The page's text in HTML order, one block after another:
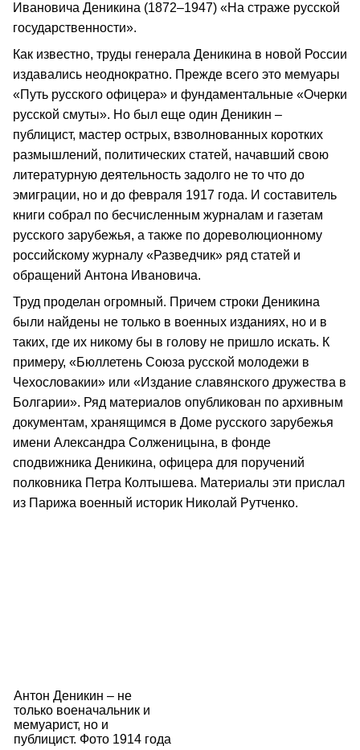
Ивановича Деникина (1872–1947) «На страже русской
государственности».
Как известно, труды генерала Деникина в новой России
издавались неоднократно. Прежде всего это мемуары
«Путь русского офицера» и фундаментальные «Очерки
русской смуты». Но был еще один Деникин –
публицист, мастер острых, взволнованных коротких
размышлений, политических статей, начавший свою
литературную деятельность задолго не то что до
эмиграции, но и до февраля 1917 года. И составитель
книги собрал по бесчисленным журналам и газетам
русского зарубежья, а также по дореволюционному
российскому журналу «Разведчик» ряд статей и
обращений Антона Ивановича.
Труд проделан огромный. Причем строки Деникина
были найдены не только в военных изданиях, но и в
таких, где их никому бы в голову не пришло искать. К
примеру, «Бюллетень Союза русской молодежи в
Чехословакии» или «Издание славянского дружества в
Болгарии». Ряд материалов опубликован по архивным
документам, хранящимся в Доме русского зарубежья
имени Александра Солженицына, в фонде
сподвижника Деникина, офицера для поручений
полковника Петра Колтышева. Материалы эти прислал
из Парижа военный историк Николай Рутченко.
Антон Деникин – не
только военачальник и
мемуарист, но и
публицист. Фото 1914 года